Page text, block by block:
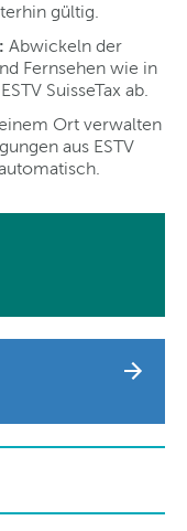
gültig.
Abwickeln der
Fernsehen wie in
SuisseTax ab.
Ort verwalten
aus ESTV